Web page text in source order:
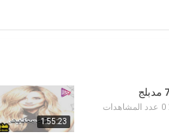
1:55:23
0 عدد المشاهدات